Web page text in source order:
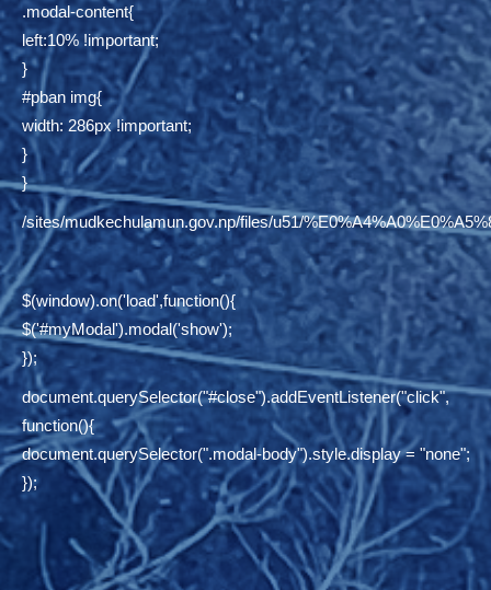
.modal-content{
left:10% !important;
}
#pban img{
width: 286px !important;
}
}
/sites/mudkechulamun.gov.np/files/u51/
$(window).on('load',function(){
$('#myModal').modal('show');
});
document.querySelector("#close").addEventListener("click",
function(){
document.querySelector(".modal-body").style.display = "none";
});